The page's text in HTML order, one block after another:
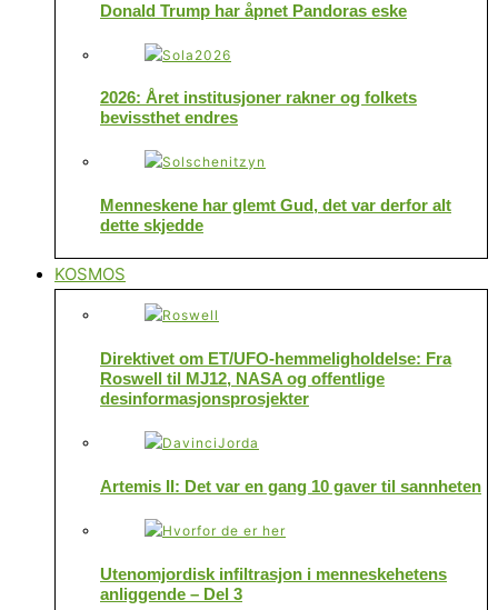
Donald Trump har åpnet Pandoras eske
2026: Året institusjoner rakner og folkets
bevissthet endres
Menneskene har glemt Gud, det var derfor alt
dette skjedde
KOSMOS
Direktivet om ET/UFO-hemmeligholdelse: Fra
Roswell til MJ12, NASA og offentlige
desinformasjonsprosjekter
Artemis II: Det var en gang 10 gaver til sannheten
Utenomjordisk infiltrasjon i menneskehetens
anliggende – Del 3